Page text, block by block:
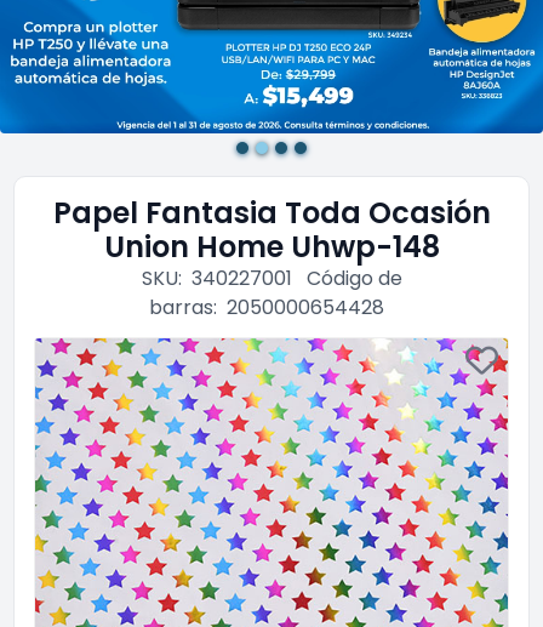
Papel Fantasia Toda Ocasión
Union Home Uhwp-148
SKU: 340227001 Código de
barras: 2050000654428